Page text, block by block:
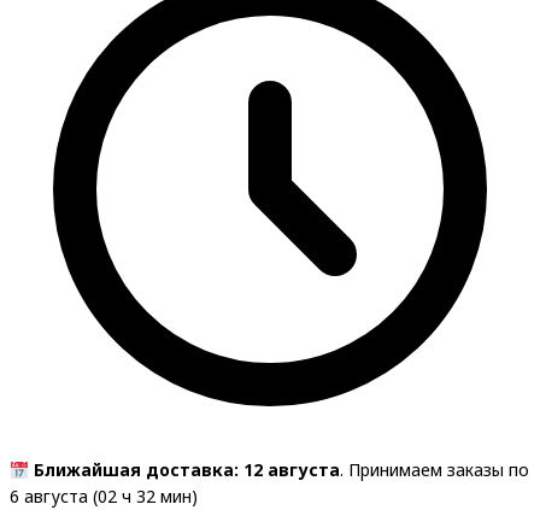
Ближайшая доставка: 12 августа. Принимаем заказы по
6 августа (02 ч 32 мин)